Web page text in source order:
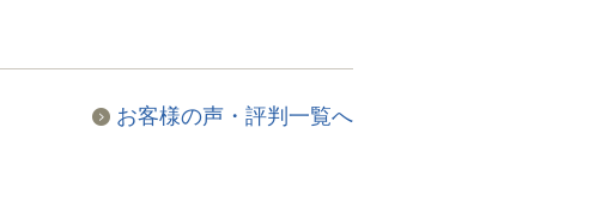
お客様の声・評判一覧へ